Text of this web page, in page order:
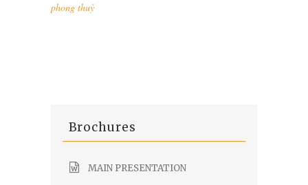
phong thuỷ
Brochures
MAIN PRESENTATION